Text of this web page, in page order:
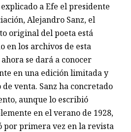
a Efe el presidente
Alejandro Sanz, el
original del poeta está
en los archivos de esta
se dará a conocer
en una edición limitada y
venta. Sanz ha concretado
aunque lo escribió
en el verano de 1928,
por primera vez en la revista